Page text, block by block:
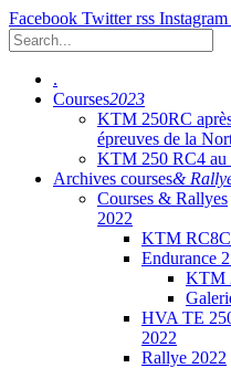
Facebook Twitter rss Instagram
.
Courses2023
KTM 250RC
épreuves de la
KTM 250 RC4 au
Archives courses&
Courses & Rallyes
2022
KTM
Endurance
KTM
HVA TE
2022
Rallye 2022